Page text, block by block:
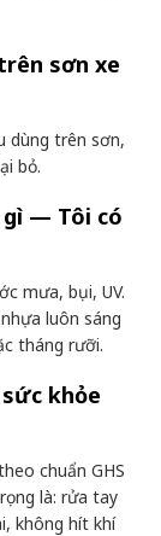
sơn xe
dùng trên sơn,
bỏ.
gì — Tôi có
mưa, bụi, UV.
luôn sáng
tháng rưỡi.
khỏe
chuẩn GHS
là: rửa tay
không hít khí